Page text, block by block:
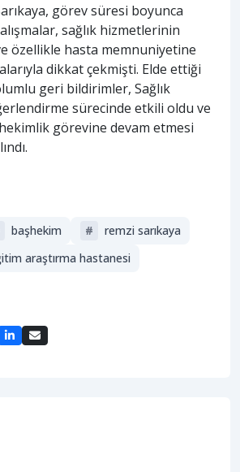
görev süresi boyunca
sağlık hizmetlerinin
özellikle hasta memnuniyetine
dikkat çekmişti. Elde ettiği
geri bildirimler, Sağlık
sürecinde etkili oldu ve
görevine devam etmesi
başhekim #
remzi sarıkaya
araştırma hastanesi